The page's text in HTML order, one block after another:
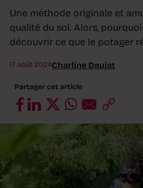
Une méthode originale et
qualité du sol. Alors,
découvrir ce que le potager
17 août 2024Charline Daujat
Partager cet article